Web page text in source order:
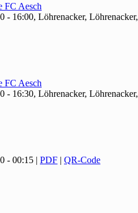
FC Aesch
- 16:00, Löhrenacker,
FC Aesch
- 16:30, Löhrenacker,
- 00:15| PDF| QR-Code